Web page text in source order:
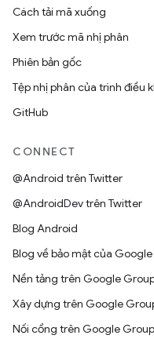
Cách tải mã xuống
Xem trước mã nhị phân
Phiên bản gốc
Tệp nhị phân của trình điều
GitHub
CONNECT
@Android trên Twitter
@AndroidDev trên Twitter
Blog Android
Blog về bảo mật của Google
Nền tảng trên Google
Xây dựng trên Google
Nối cổng trên Google